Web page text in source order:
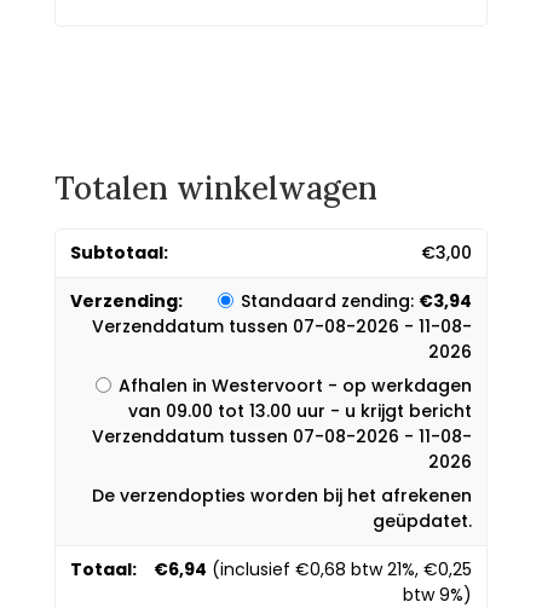
Totalen winkelwagen
€3,00
Standaard zending: €3,94
Verzenddatum tussen 07-08-2026 - 11-08-
2026
Afhalen in Westervoort - op werkdagen
van 09.00 tot 13.00 uur - u krijgt bericht
Verzenddatum tussen 07-08-2026 - 11-08-
2026
De verzendopties worden bij het afrekenen
geüpdatet.
€6,94 (inclusief €0,68 btw 21%, €0,25
btw 9%)